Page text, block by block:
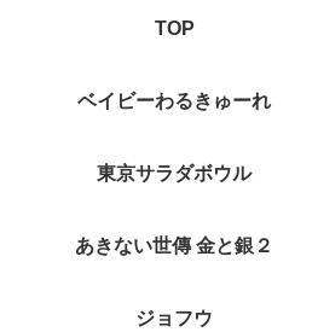
TOP
ベイビーわるきゅーれ
東京サラダボウル
あきない世傳 金と銀２
ジョフウ